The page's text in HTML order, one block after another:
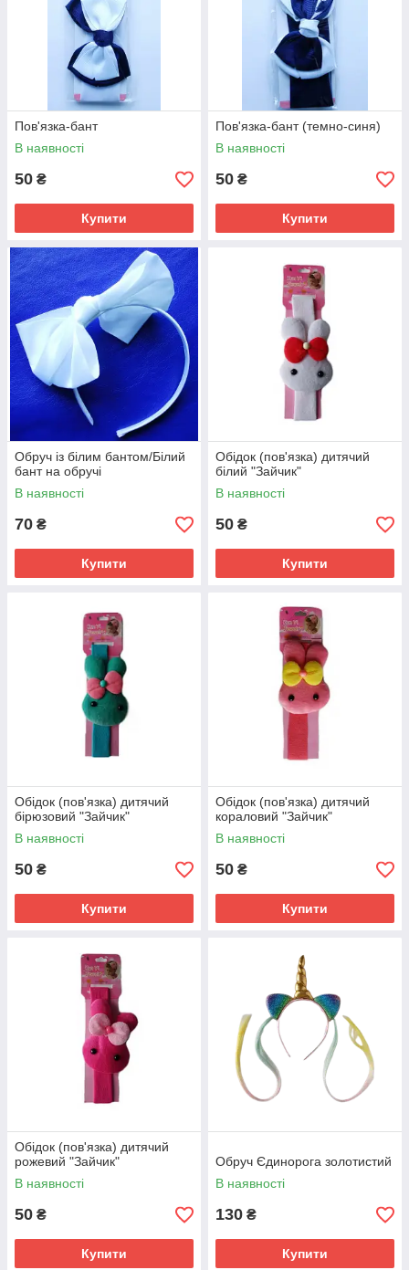
Пов'язка-бант
В наявності
50 ₴
Купити
Пов'язка-бант (темно-синя)
В наявності
50 ₴
Купити
Обруч із білим бантом/Білий
бант на обручі
В наявності
70 ₴
Купити
Обідок (пов'язка) дитячий
білий "Зайчик"
В наявності
50 ₴
Купити
Обідок (пов'язка) дитячий
бірюзовий "Зайчик"
В наявності
50 ₴
Купити
Обідок (пов'язка) дитячий
кораловий "Зайчик"
В наявності
50 ₴
Купити
Обідок (пов'язка) дитячий
рожевий "Зайчик"
В наявності
50 ₴
Купити
Обруч Єдинорога золотистий
В наявності
130 ₴
Купити